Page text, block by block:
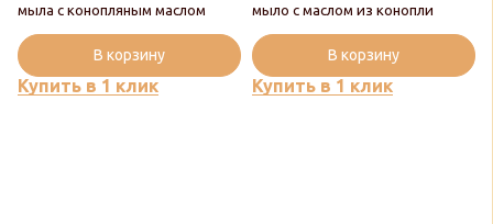
мыла с конопляным маслом
Купить в 1 клик
В корзину
мыло с маслом из конопли
Купить в 1 клик
В корзину